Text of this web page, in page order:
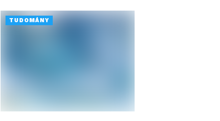
TUDOMÁNY